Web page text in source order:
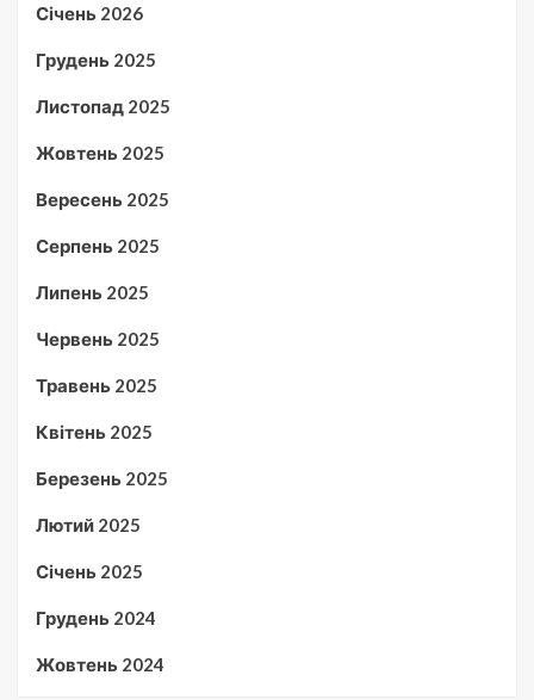
Січень 2026
Грудень 2025
Листопад 2025
Жовтень 2025
Вересень 2025
Серпень 2025
Липень 2025
Червень 2025
Травень 2025
Квітень 2025
Березень 2025
Лютий 2025
Січень 2025
Грудень 2024
Жовтень 2024